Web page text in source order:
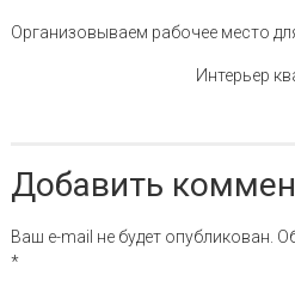
Навигация по
Организовываем рабочее место
Интерьер
Добавить
Ваш e-mail не будет опубликован.
*